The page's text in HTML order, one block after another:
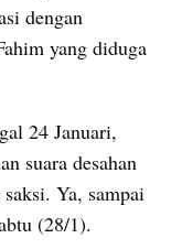
dengan
yang diduga
24 Januari,
suara desahan
Ya, sampai
(28/1).